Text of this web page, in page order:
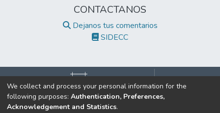
estratégica para liderar iniciativas que
comunitario.
CONTACTANOS
Dejanos tus comentarios
SIDECC
©2017 Todos los derechos reservados.
We collect and process your personal information for the
following purposes: Authentication, Preferences,
Acknowledgement and Statistics.